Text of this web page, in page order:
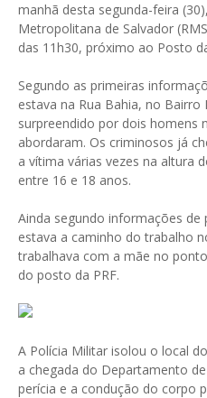
manhã desta segunda-feira
Metropolitana de Salvador
das 11h30, próximo ao Posto
Segundo as primeiras
estava na Rua Bahia, no
surpreendido por dois homens
abordaram. Os criminosos já
a vítima várias vezes na altura
entre 16 e 18 anos.
Ainda segundo informações de
estava a caminho do trabalho
trabalhava com a mãe no
do posto da PRF.
A Polícia Militar isolou o local
a chegada do Departamento
perícia e a condução do corpo